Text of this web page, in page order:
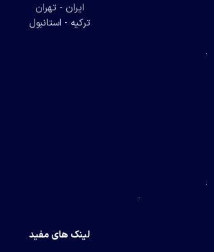
ایران - تهران
ترکیه - استانبول
لینک های مفید